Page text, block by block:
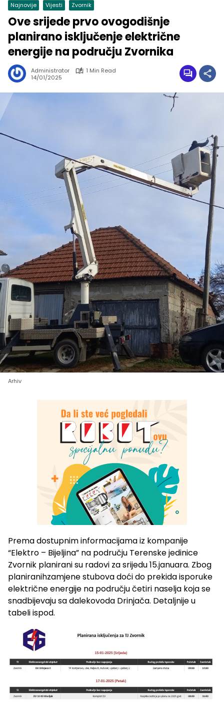
Najnovije Vijesti Zvornik
Ove srijede prvo ovogodišnje
planirano isključenje električne
energije na području Zvornika
Administrator
1 Min Read
14/01/2025
Arhiv
Prema dostupnim informacijama iz kompanije
“Elektro – Bijeljina” na području Terenske jedinice
Zvornik planirani su radovi za srijedu 15.januara. Zbog
planiranihzamjene stubova doći do prekida isporuke
električne energije na području četiri naselja koja se
snadbijevaju sa dalekovoda Drinjača. Detaljnije u
tabeli ispod.